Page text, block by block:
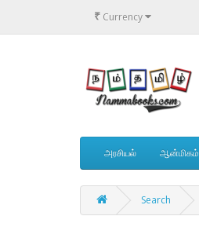
₹ Currency
அரசியல் ஆன்மிகம்
Search